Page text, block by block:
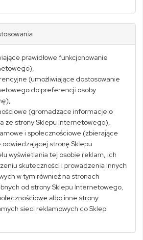
prawidłowe funkcjonowanie
(umożliwiające dostosowanie
do preferencji osoby
(gromadzące informacje o
ze strony Sklepu Internetowego),
i społecznościowe (zbierające
stronę Sklepu
wyświetlania tej osobie reklam, ich
skuteczności i prowadzenia innych
w tym również na stronach
od strony Sklepu Internetowego,
albo inne strony
sieci reklamowych co Sklep